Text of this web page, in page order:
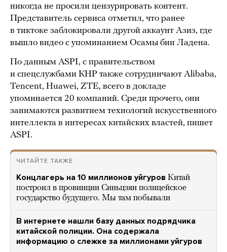
никогда не просили цензурировать контент.
Представитель сервиса отметил, что ранее
в тиктоке заблокировали другой аккаунт Азиз, где
вышло видео с упоминанием Осамы бин Ладена.
По данным ASPI, с правительством
и спецслужбами КНР также сотрудничают Alibaba,
Tencent, Huawei, ZTE, всего в докладе
упоминается 20 компаний. Среди прочего, они
занимаются развитием технологий искусственного
интеллекта в интересах китайских властей, пишет
ASPI.
ЧИТАЙТЕ ТАКЖЕ
Концлагерь на 10 миллионов уйгуров Китай
построил в провинции Синьцзян полицейское
государство будущего. Мы там побывали
В интернете нашли базу данных подрядчика
китайской полиции. Она содержала
информацию о слежке за миллионами уйгуров